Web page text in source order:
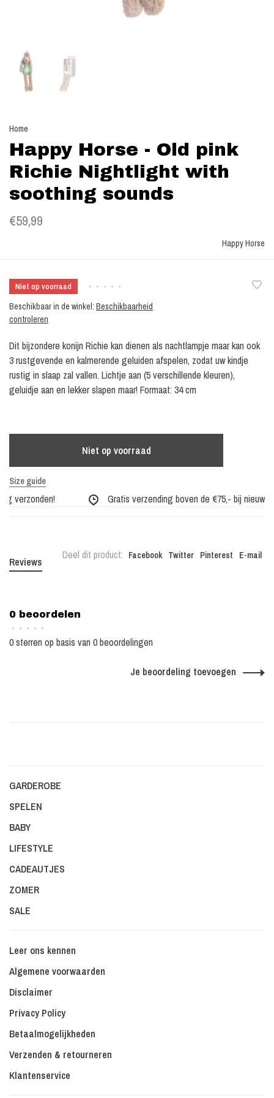
Home
Happy Horse - Old pink
Richie Nightlight with
soothing sounds
€59,99
Happy Horse
Niet op voorraad • • • • •
Beschikbaar in de winkel: Beschikbaarheid
controleren
Dit bijzondere konijn Richie kan dienen als nachtlampje maar kan ook
3 rustgevende en kalmerende geluiden afspelen, zodat uw kindje
rustig in slaap zal vallen. Lichtje aan (5 verschillende kleuren),
geluidje aan en lekker slapen maar! Formaat: 34 cm
Niet op voorraad
Size guide
verzonden! Gratis verzending boven de €75,- bij nieuwe
Deel dit product: Facebook Twitter Pinterest E-mail
Reviews
0 beoordelen
• • • • •
0 sterren op basis van 0 beoordelingen
Je beoordeling toevoegen
GARDEROBE
SPELEN
BABY
LIFESTYLE
CADEAUTJES
ZOMER
SALE
Leer ons kennen
Algemene voorwaarden
Disclaimer
Privacy Policy
Betaalmogelijkheden
Verzenden & retourneren
Klantenservice